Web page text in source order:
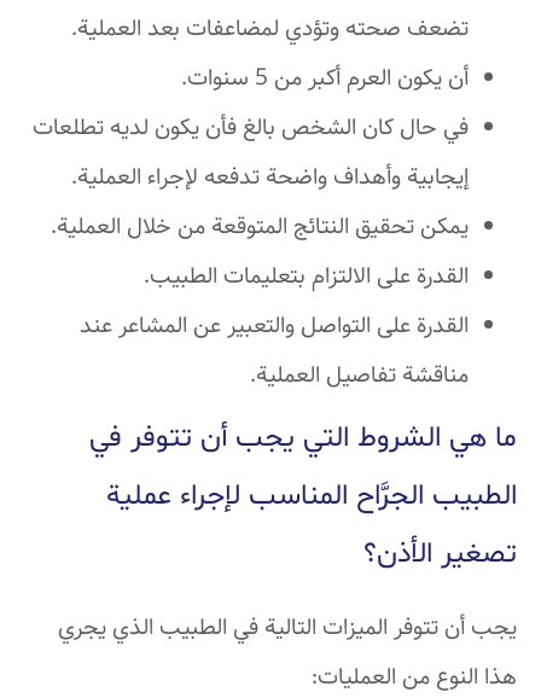
تضعف صحته وتؤدي لمضاعفات بعد العملية.
أن يكون العرم أكبر من 5 سنوات.
في حال كان الشخص بالغ فأن يكون لديه تطلعات
إيجابية وأهداف واضحة تدفعه لإجراء العملية.
يمكن تحقيق النتائج المتوقعة من خلال العملية.
القدرة على الالتزام بتعليمات الطبيب.
القدرة على التواصل والتعبير عن المشاعر عند
مناقشة تفاصيل العملية.
ما هي الشروط التي يجب أن تتوفر في
الطبيب الجرَّاح المناسب لإجراء عملية
تصغير الأذن؟
يجب أن تتوفر الميزات التالية في الطبيب الذي يجري
هذا النوع من العمليات: